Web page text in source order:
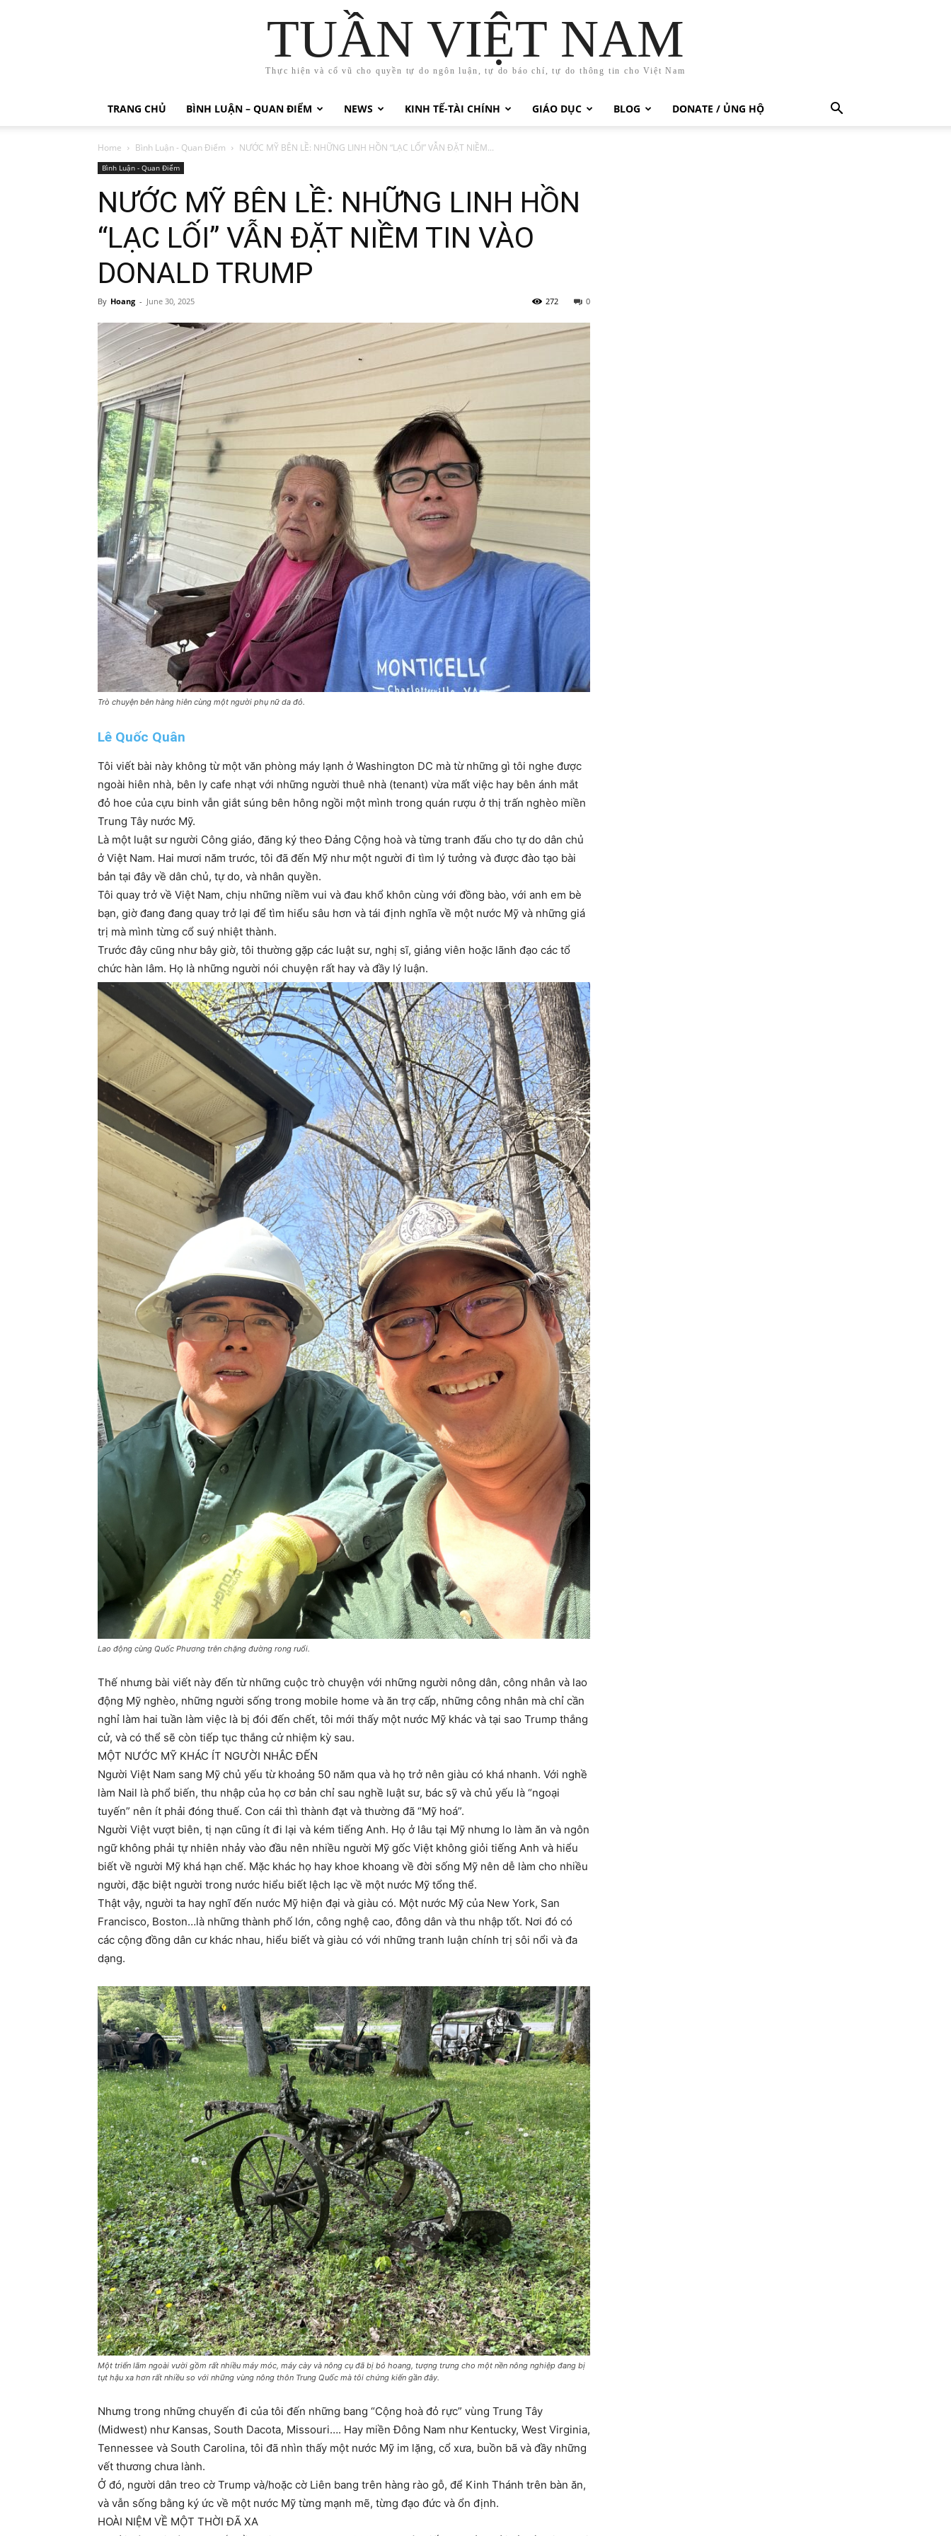
TUẦN VIỆT NAM
Thực hiện và cổ vũ cho quyền tự do ngôn luận, tự do báo chí, tự do thông tin cho Việt Nam
TRANG CHỦ BÌNH LUẬN – QUAN ĐIỂM NEWS KINH TẾ-TÀI CHÍNH GIÁO DỤC BLOG DONATE / ỦNG HỘ
Home Bình Luận - Quan Điểm NƯỚC MỸ BÊN LỀ: NHỮNG LINH HỒN “LẠC LỐI” VẪN ĐẶT NIỀM...
Bình Luận - Quan Điểm
NƯỚC MỸ BÊN LỀ: NHỮNG LINH HỒN
“LẠC LỐI” VẪN ĐẶT NIỀM TIN VÀO
DONALD TRUMP
By Hoang - June 30, 2025 0
272
Trò chuyện bên hàng hiên cùng một người phụ nữ da đỏ.
Lê Quốc Quân
Tôi viết bài này không từ một văn phòng máy lạnh ở Washington DC mà từ những gì tôi nghe được
ngoài hiên nhà, bên ly cafe nhạt với những người thuê nhà (tenant) vừa mất việc hay bên ánh mắt
đỏ hoe của cựu binh vẫn giắt súng bên hông ngồi một mình trong quán rượu ở thị trấn nghèo miền
Trung Tây nước Mỹ.
Là một luật sư người Công giáo, đăng ký theo Đảng Cộng hoà và từng tranh đấu cho tự do dân chủ
ở Việt Nam. Hai mươi năm trước, tôi đã đến Mỹ như một người đi tìm lý tưởng và được đào tạo bài
bản tại đây về dân chủ, tự do, và nhân quyền.
Tôi quay trở về Việt Nam, chịu những niềm vui và đau khổ khôn cùng với đồng bào, với anh em bè
bạn, giờ đang đang quay trở lại để tìm hiểu sâu hơn và tái định nghĩa về một nước Mỹ và những giá
trị mà mình từng cổ suý nhiệt thành.
Trước đây cũng như bây giờ, tôi thường gặp các luật sư, nghị sĩ, giảng viên hoặc lãnh đạo các tổ
chức hàn lâm. Họ là những người nói chuyện rất hay và đầy lý luận.
Lao động cùng Quốc Phương trên chặng đường rong ruổi.
Thế nhưng bài viết này đến từ những cuộc trò chuyện với những người nông dân, công nhân và lao
động Mỹ nghèo, những người sống trong mobile home và ăn trợ cấp, những công nhân mà chỉ cần
nghỉ làm hai tuần làm việc là bị đói đến chết, tôi mới thấy một nước Mỹ khác và tại sao Trump thắng
cử, và có thể sẽ còn tiếp tục thắng cử nhiệm kỳ sau.
MỘT NƯỚC MỸ KHÁC ÍT NGƯỜI NHẮC ĐẾN
Người Việt Nam sang Mỹ chủ yếu từ khoảng 50 năm qua và họ trở nên giàu có khá nhanh. Với nghề
làm Nail là phổ biến, thu nhập của họ cơ bản chỉ sau nghề luật sư, bác sỹ và chủ yếu là “ngoại
tuyến” nên ít phải đóng thuế. Con cái thì thành đạt và thường đã “Mỹ hoá”.
Người Việt vượt biên, tị nạn cũng ít đi lại và kém tiếng Anh. Họ ở lâu tại Mỹ nhưng lo làm ăn và ngôn
ngữ không phải tự nhiên nhảy vào đầu nên nhiều người Mỹ gốc Việt không giỏi tiếng Anh và hiểu
biết về người Mỹ khá hạn chế. Mặc khác họ hay khoe khoang về đời sống Mỹ nên dễ làm cho nhiều
người, đặc biệt người trong nước hiểu biết lệch lạc về một nước Mỹ tổng thể.
Thật vậy, người ta hay nghĩ đến nước Mỹ hiện đại và giàu có. Một nước Mỹ của New York, San
Francisco, Boston…là những thành phố lớn, công nghệ cao, đông dân và thu nhập tốt. Nơi đó có
các cộng đồng dân cư khác nhau, hiểu biết và giàu có với những tranh luận chính trị sôi nổi và đa
dạng.
Một triển lãm ngoài vười gồm rất nhiều máy móc, máy cày và nông cụ đã bị bỏ hoang, tượng trưng cho một nền nông nghiệp đang bị
tụt hậu xa hơn rất nhiều so với những vùng nông thôn Trung Quốc mà tôi chứng kiến gần đây.
Nhưng trong những chuyến đi của tôi đến những bang “Cộng hoà đỏ rực” vùng Trung Tây
(Midwest) như Kansas, South Dacota, Missouri…. Hay miền Đông Nam như Kentucky, West Virginia,
Tennessee và South Carolina, tôi đã nhìn thấy một nước Mỹ im lặng, cổ xưa, buồn bã và đầy những
vết thương chưa lành.
Ở đó, người dân treo cờ Trump và/hoặc cờ Liên bang trên hàng rào gỗ, để Kinh Thánh trên bàn ăn,
và vẫn sống bằng ký ức về một nước Mỹ từng mạnh mẽ, từng đạo đức và ổn định.
HOÀI NIỆM VỀ MỘT THỜI ĐÃ XA